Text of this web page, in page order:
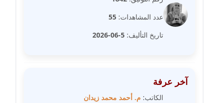
عاملة
مدونة عطا الله حسب الله
عاملة
عدد المشاهدات: 55
تاريخ التأليف: 5-06-2026
آخر عرفة
الكاتب: م. أحمد محمد زيدان